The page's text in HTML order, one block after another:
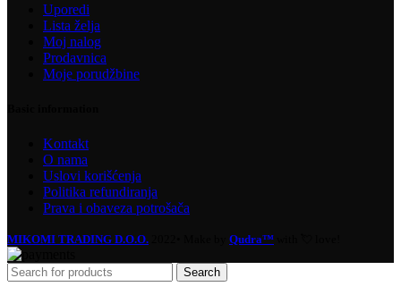
Uporedi
Lista želja
Moj nalog
Prodavnica
Moje porudžbine
Kontakt
O nama
Uslovi korišćenja
Politika refundiranja
Prava i obaveza potrošača
MIKOMI TRADING D.O.O. Qudra™
Search